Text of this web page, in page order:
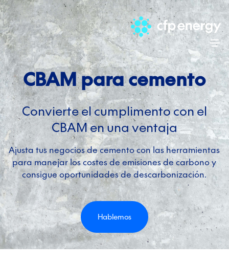
CBAM para cemento
Convierte el cumplimento con el
CBAM en una ventaja
Ajusta tus negocios de cemento con las herramientas
para manejar los costes de emisiones de carbono y
consigue oportunidades de descarbonización.
Hablemos